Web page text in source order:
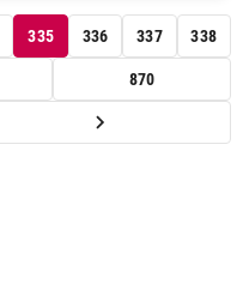
335 336 337 338
870